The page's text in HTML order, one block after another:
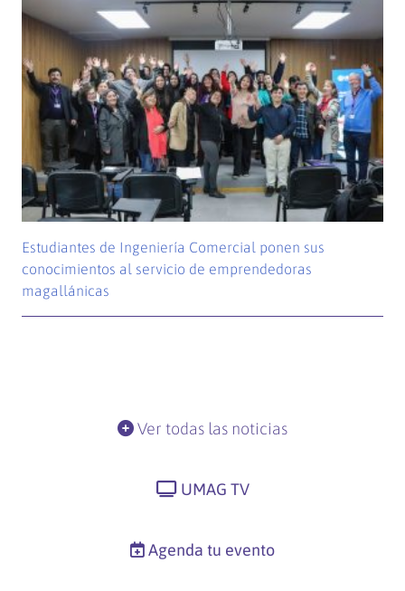
Estudiantes de Ingeniería Comercial ponen sus
conocimientos al servicio de emprendedoras
magallánicas
Ver todas las noticias
UMAG TV
Agenda tu evento